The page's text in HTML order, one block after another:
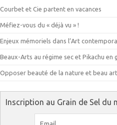
Courbet et Cie partent en vacances
Méfiez-vous du « déjà vu » !
Enjeux mémoriels dans l’Art
Beaux-Arts au régime sec et Pikachu en
Opposer beauté de la nature et beau
Inscription au Grain de Sel du